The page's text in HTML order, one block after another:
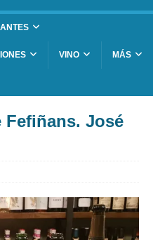
VINO MÁS
Fefiñans. José